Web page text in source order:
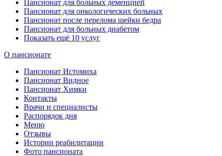
Пансионат для больных деменцией
Пансионат для онкологических больных
Пансионат после перелома шейки бедра
Пансионат для больных диабетом
Показать ещё 10 услуг
О пансионате
Пансионат Истомиха
Пансионат Видное
Пансионат Химки
Контакты
Врачи и специалисты
Распорядок дня
Меню
Отзывы
Истории реабилитации
Фото пансионата